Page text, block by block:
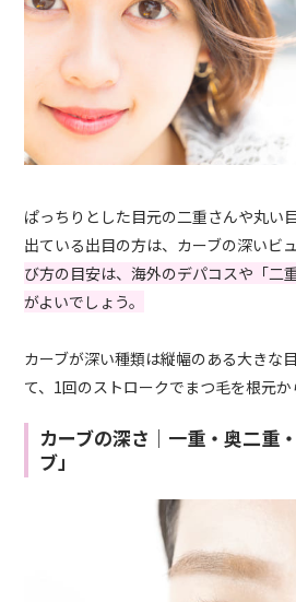
ぱっちりとした目元の二重さんや丸い
出ている出目の方は、カーブの深いビ
び方の目安は、海外のデパコスや「二
がよいでしょう。
カーブが深い種類は縦幅のある大きな
て、1回のストロークでまつ毛を根元か
カーブの深さ｜一重・奥二重
ブ」